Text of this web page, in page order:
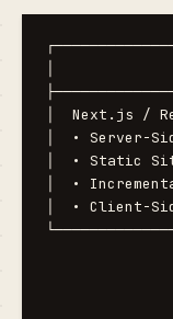
│
│  Next.js /
│  •
│  • Static
│  •
│  • Client-